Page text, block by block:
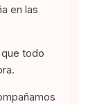
en las
todo